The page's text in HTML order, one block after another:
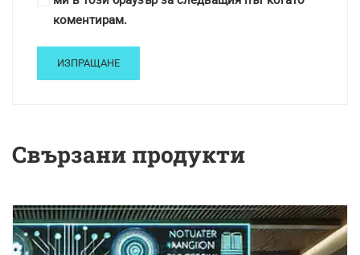
коментирам.
Свързани продукти